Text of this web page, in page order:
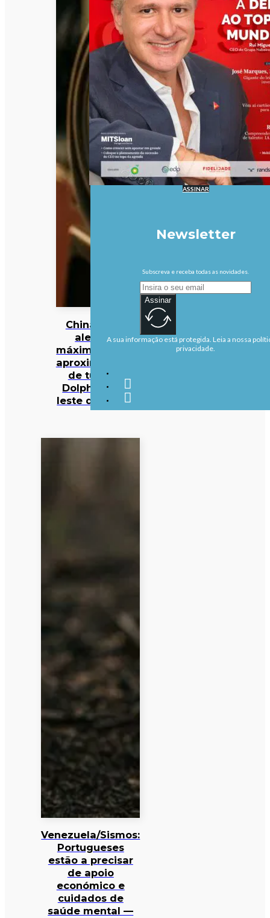
China em
alerta
máximo com
aproximação
de tufão
Dolphin ao
leste do país
Venezuela/Sismos:
Portugueses
estão a precisar
de apoio
económico e
cuidados de
saúde mental —
ASSINAR
Newsletter
Subscreva e receba todas as novidades.
Assinar
A sua informação está protegida. Leia a nossa
privacidade.